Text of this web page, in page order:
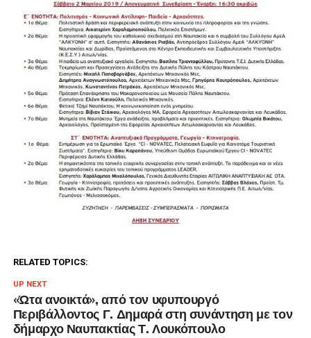
RELATED TOPICS:
UP NEXT
«Ώτα ανοικτά», από τον υφυπουργό
Περιβάλλοντος Γ. Δημαρά στη συνάντηση με τον
δήμαρχο Ναυπακτίας Τ. Λουκόπουλο